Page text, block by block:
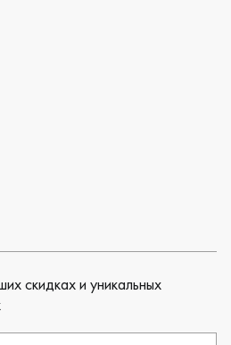
скидках и уникальных